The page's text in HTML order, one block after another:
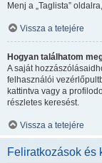
Menj a „Taglista”
Vissza a tetejére
Hogyan találhatom
A saját
felhasználói
kattintva vagy a
részletes keresést.
Vissza a tetejére
Feliratkozások és